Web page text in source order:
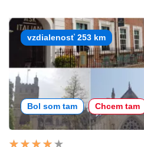
vzdialenosť 253 km
Bol som tam Chcem tam